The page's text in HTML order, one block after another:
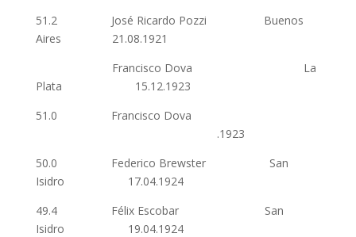
51.2 José Ricardo Pozzi Buenos
Aires 21.08.1921
Francisco Dova La
Plata 15.12.1923
51.0 Francisco Dova
.1923
50.0 Federico Brewster San
Isidro 17.04.1924
49.4 Félix Escobar San
Isidro 19.04.1924